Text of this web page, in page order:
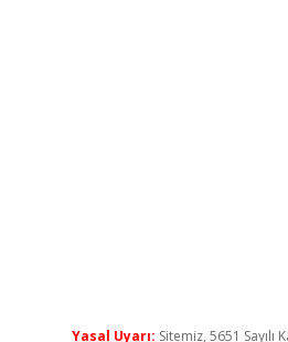
Yasal Uyarı: Sitemiz, 5651